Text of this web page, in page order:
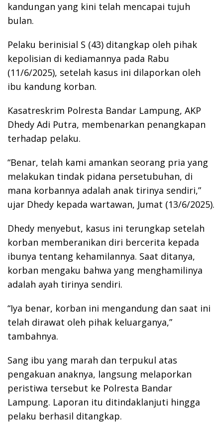
kandungan yang kini telah mencapai tujuh
bulan.
Pelaku berinisial S (43) ditangkap oleh pihak
kepolisian di kediamannya pada Rabu
(11/6/2025), setelah kasus ini dilaporkan oleh
ibu kandung korban.
Kasatreskrim Polresta Bandar Lampung, AKP
Dhedy Adi Putra, membenarkan penangkapan
terhadap pelaku.
“Benar, telah kami amankan seorang pria yang
melakukan tindak pidana persetubuhan, di
mana korbannya adalah anak tirinya sendiri,”
ujar Dhedy kepada wartawan, Jumat (13/6/2025).
Dhedy menyebut, kasus ini terungkap setelah
korban memberanikan diri bercerita kepada
ibunya tentang kehamilannya. Saat ditanya,
korban mengaku bahwa yang menghamilinya
adalah ayah tirinya sendiri.
“Iya benar, korban ini mengandung dan saat ini
telah dirawat oleh pihak keluarganya,”
tambahnya.
Sang ibu yang marah dan terpukul atas
pengakuan anaknya, langsung melaporkan
peristiwa tersebut ke Polresta Bandar
Lampung. Laporan itu ditindaklanjuti hingga
pelaku berhasil ditangkap.